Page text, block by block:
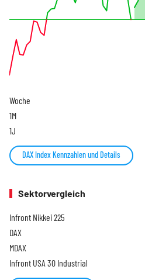
Woche
1M
1J
DAX Index Kennzahlen und Details
Sektorvergleich
Infront Nikkei 225
DAX
MDAX
Infront USA 30 Industrial